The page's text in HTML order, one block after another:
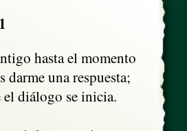
hasta el momento
darme una respuesta;
el diálogo se inicia.